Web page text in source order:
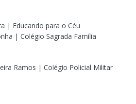
| Educando para o Céu
| Colégio Sagrada Família
Ramos | Colégio Policial Militar